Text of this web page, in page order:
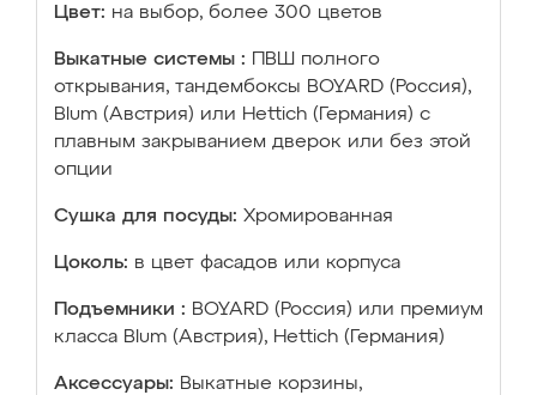
Цвет: на выбор, более 300 цветов
Выкатные системы :
ПВШ полного
открывания, тандембоксы BOYARD (Россия),
Blum (Австрия) или Hettich (Германия) с
плавным закрыванием дверок или без этой
опции
Сушка для посуды: Хромированная
Цоколь: в цвет фасадов или корпуса
Подъемники : BOYARD (Россия) или премиум
класса Blum (Австрия), Hettich (Германия)
Аксессуары: Выкатные корзины,